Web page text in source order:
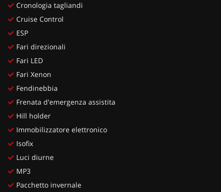
Cronologia tagliandi
Cruise Control
ESP
Fari direzionali
Fari LED
Fari Xenon
Fendinebbia
Frenata d'emergenza assistita
Hill holder
Immobilizzatore elettronico
Isofix
Luci diurne
MP3
Pacchetto invernale